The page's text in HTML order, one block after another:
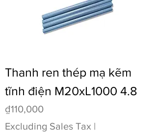
Thanh ren thép mạ kẽm
tĩnh điện M20xL1000 4.8
Price
₫110,000
Excluding Sales Tax |